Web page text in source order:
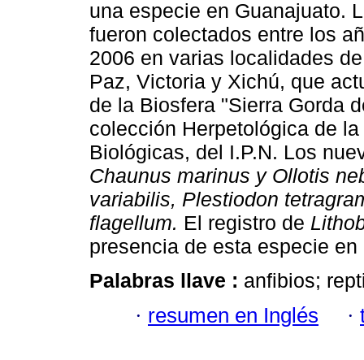
una especie en Guanajuato.
fueron colectados entre los
2006 en varias localidades
Paz, Victoria y Xichú, que
de la Biosfera "Sierra Gorda
colección Herpetológica de
Biológicas, del I.P.N. Los
Chaunus marinus y Ollotis
variabilis, Plestiodon
flagellum. El registro de
presencia de esta especie en
Palabras llave : anfibios;
· resumen en Inglés ·